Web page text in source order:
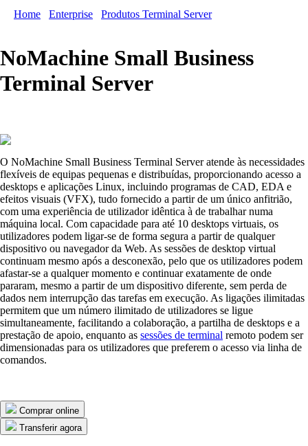
Home Enterprise Produtos Terminal Server/ Small Business
Terminal Server
NoMachine Small Business
Terminal Server
O NoMachine Small Business Terminal Server atende às necessidades
flexíveis de equipas pequenas e distribuídas, proporcionando acesso a
desktops e aplicações Linux, incluindo programas de CAD, EDA e
efeitos visuais (VFX), tudo fornecido a partir de um único anfitrião,
com uma experiência de utilizador idêntica à de trabalhar numa
máquina local. Com capacidade para até 10 desktops virtuais, os
utilizadores podem ligar-se de forma segura a partir de qualquer
dispositivo ou navegador da Web. As sessões de desktop virtual
continuam mesmo após a desconexão, pelo que os utilizadores podem
afastar-se a qualquer momento e continuar exatamente de onde
pararam, mesmo a partir de um dispositivo diferente, sem perda de
dados nem interrupção das tarefas em execução. As ligações ilimitadas
permitem que um número ilimitado de utilizadores se ligue
simultaneamente, facilitando a colaboração, a partilha de desktops e a
prestação de apoio, enquanto as sessões de terminal remoto podem ser
dimensionadas para os utilizadores que preferem o acesso via linha de
comandos.
Comprar online
Transferir agora